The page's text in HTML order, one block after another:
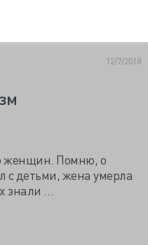
12/7/2018
женщин. Помню, о
с детьми, жена умерла
знали …